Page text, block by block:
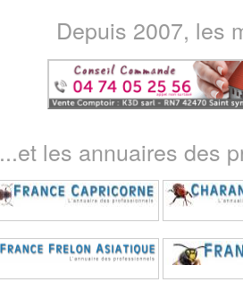
Depuis 2007, les
...et les annuaires des